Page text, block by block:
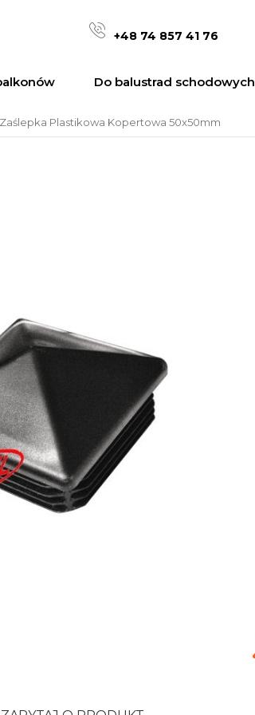
+48 74 857 41 76
Do balustrad schodowych
Zaślepka Plastikowa Kopertowa 50x50mm